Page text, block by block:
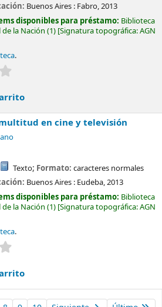
Buenos Aires : Fabro,2013
disponibles para préstamo: Biblioteca
la Nación (1) Signatura topográfica:AGN
.
en cine y televisión
Texto; Formato: caracteres normales
Buenos Aires : Eudeba,2013
disponibles para préstamo: Biblioteca
la Nación (1) Signatura topográfica:AGN
.